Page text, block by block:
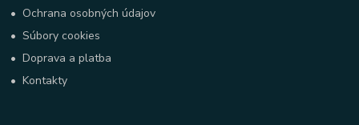
• Ochrana osobných údajov
•Súbory cookies
•Doprava a platba
•Kontakty